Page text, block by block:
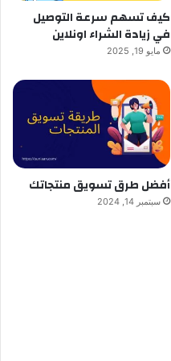
كيف تسهم سرعة التوصيل
في زيادة الشراء اونلاين
مايو 19, 2025
أفضل طرق تسويق منتجاتك
سبتمبر 14, 2024